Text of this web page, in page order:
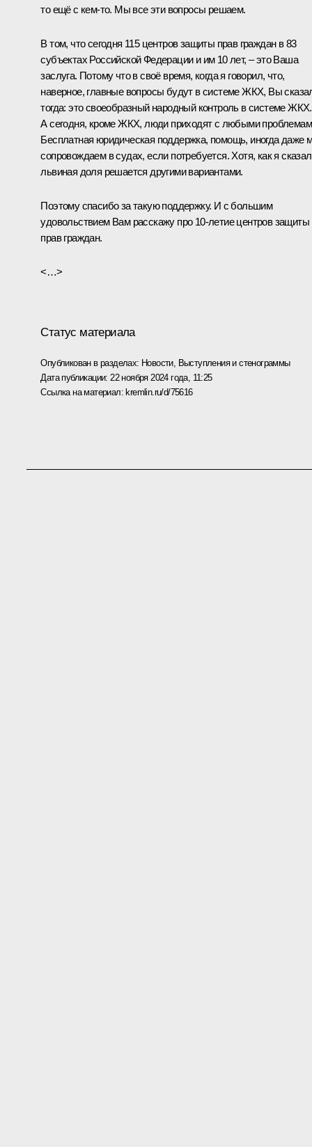
то ещё с кем-то. Мы все эти вопросы решаем.
В том, что сегодня 115 центров защиты прав граждан в 83
субъектах Российской Федерации и им 10 лет, – это Ваша
заслуга. Потому что в своё время, когда я говорил, что,
наверное, главные вопросы будут в системе ЖКХ, Вы
тогда: это своеобразный народный контроль в системе ЖКХ.
А сегодня, кроме ЖКХ, люди приходят с любыми
Бесплатная юридическая поддержка, помощь, иногда даже
сопровождаем в судах, если потребуется. Хотя, как я
львиная доля решается другими вариантами.
Поэтому спасибо за такую поддержку. И с большим
удовольствием Вам расскажу про 10-летие центров защиты
прав граждан.
<…>
Статус материала
Опубликован в разделах: Новости, Выступления и стенограммы
Дата публикации: 22 ноября 2024 года, 11:25
Ссылка на материал: kremlin.ru/d/75616